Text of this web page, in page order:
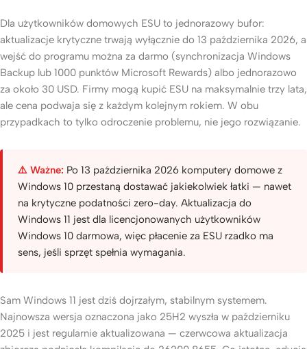
Dla użytkowników domowych ESU to jednorazowy bufor:
aktualizacje krytyczne trwają wyłącznie do 13 października 2026, a
wejść do programu można za darmo (synchronizacja Windows
Backup lub 1000 punktów Microsoft Rewards) albo jednorazowo
za około 30 USD. Firmy mogą kupić ESU na maksymalnie trzy lata,
ale cena podwaja się z każdym kolejnym rokiem. W obu
przypadkach to tylko odroczenie problemu, nie jego rozwiązanie.
⚠️ Ważne: Po 13 października 2026 komputery domowe z
Windows 10 przestaną dostawać jakiekolwiek łatki — nawet
na krytyczne podatności zero-day. Aktualizacja do
Windows 11 jest dla licencjonowanych użytkowników
Windows 10 darmowa, więc płacenie za ESU rzadko ma
sens, jeśli sprzęt spełnia wymagania.
Sam Windows 11 jest dziś dojrzałym, stabilnym systemem.
Najnowsza wersja oznaczona jako 25H2 wyszła w październiku
2025 i jest regularnie aktualizowana — czerwcowa aktualizacja